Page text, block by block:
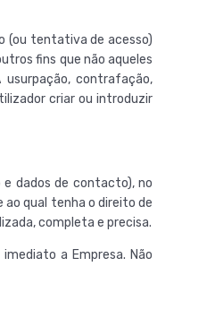
(ou tentativa de acesso)
fins que não aqueles
contrafação,
criar ou introduzir
dados de contacto), no
ao qual tenha o direito de
completa e precisa.
a Empresa. Não